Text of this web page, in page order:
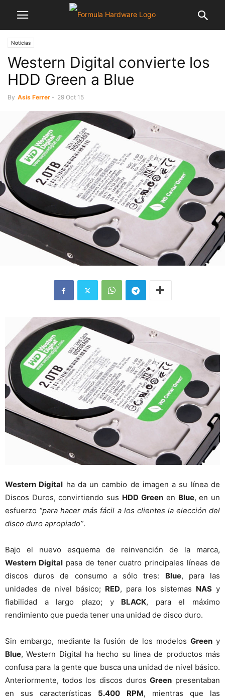
Noticias
Western Digital convierte los
HDD Green a Blue
By Asis Ferrer - 29 Oct 15
Western Digital ha da un cambio de imagen a su línea de
Discos Duros, convirtiendo sus HDD Green en Blue, en un
esfuerzo “para hacer más fácil a los clientes la elección del
disco duro apropiado”.
Bajo el nuevo esquema de reinvención de la marca,
Western Digitalpasa de tener cuatro principales líneas de
discos duros de consumo a sólo tres: Blue, para las
unidades de nivel básico; RED, para los sistemas NAS y
fiabilidad a largo plazo; y BLACK, para el máximo
rendimiento que pueda tener una unidad de disco duro.
Sin embargo, mediante la fusión de los modelos Greeny
Blue, Western Digital ha hecho su línea de productos más
confusa para la gente que busca una unidad de nivel básico.
Anteriormente, todos los discos durosGreen presentaban
en sus características 5.400 RPM, mientras que las